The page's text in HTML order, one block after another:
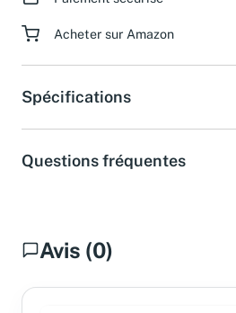
Acheter sur Amazon
Spécifications
Questions fréquentes
Avis (0)